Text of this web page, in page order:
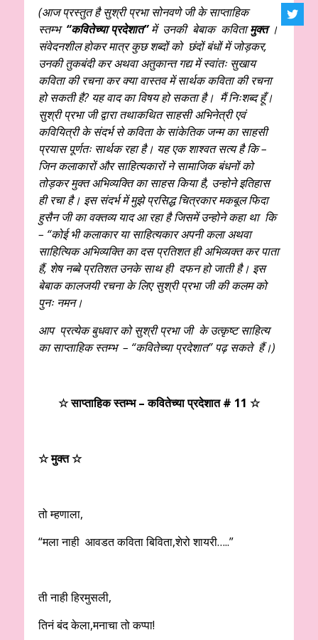
(आज प्रस्तुत है सुश्री प्रभा सोनवणे जी के साप्ताहिक
स्तम्भ “कवितेच्या प्रदेशात”में उनकी बेबाक कवितामुक्त।
संवेदनशील होकर मात्र कुछ शब्दों को छंदों बंधों में जोड़कर,
उनकी तुकबंदी कर अथवा अतुकान्त गद्य में स्वांतः सुखाय
कविता की रचना कर क्या वास्तव में सार्थक कविता की रचना
हो सकती है? यह वाद का विषय हो सकता है। मैं निःशब्द हूँ।
सुश्री प्रभा जी द्वारा तथाकथित साहसी अभिनेत्री एवं
कवियित्री के संदर्भ से कविता के सांकेतिक जन्म का साहसी
प्रयास पूर्णतः सार्थक रहा है। यह एक शाश्वत सत्य है कि –
जिन कलाकारों और साहित्यकारों ने सामाजिक बंधनों को
तोड़कर मुक्त अभिव्यक्ति का साहस किया है, उन्होने इतिहास
ही रचा है। इस संदर्भ में मुझे प्रसिद्ध चित्रकार मकबूल फिदा
हुसैन जी का वक्तव्य याद आ रहा है जिसमें उन्होने कहा था कि
– “कोई भी कलाकार या साहित्यकार अपनी कला अथवा
साहित्यिक अभिव्यक्ति का दस प्रतिशत ही अभिव्यक्त कर पाता
हैं, शेष नब्बे प्रतिशत उनके साथ ही दफन हो जाती है। इस
बेबाक कालजयी रचना के लिए सुश्री प्रभा जी की कलम को
पुनः नमन।
आप प्रत्येक बुधवार को सुश्री प्रभा जी के उत्कृष्ट साहित्य
का साप्ताहिक स्तम्भ – “कवितेच्या प्रदेशात” पढ़ सकते हैं।)
☆ साप्ताहिक स्तम्भ – कवितेच्या प्रदेशात # 11 ☆
☆ मुक्त ☆
तो म्हणाला,
“मला नाही आवडत कविता बिविता,शेरो शायरी…..”
ती नाही हिरमुसली,
तिनं बंद केला,मनाचा तो कप्पा!